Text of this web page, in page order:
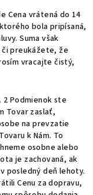
Cena vrátená do 14
bola pripísaná,
Suma však
preukážete, že
vracajte čistý,
2 Podmienok ste
Tovar zaslať,
na prevzatie
k Nám. To
osobne alebo
je zachovaná, ak
posledný deň lehoty.
Cenu za dopravu,